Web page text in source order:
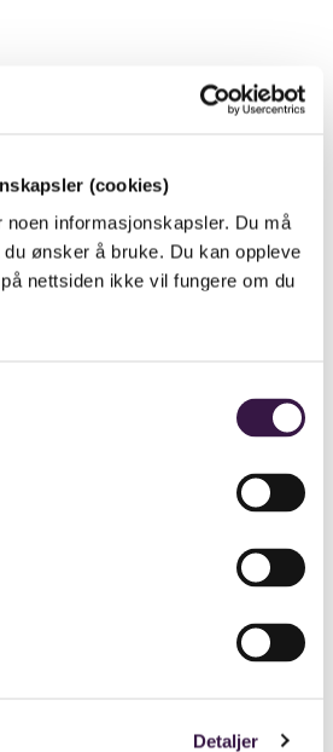
(cookies)
informasjonskapsler. Du må
ønsker å bruke. Du kan oppleve
nettsiden ikke vil fungere om du
Detaljer
driv utstrekt
i Noreg, både på tv, i
sosiale medium, norske
og gjennom bruk av
norske flagg etc. og tilbyr
mars 2019 vedtak med pålegg
dotterselskap har også